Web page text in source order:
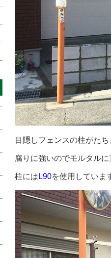
目隠しフェンスの柱がたち
腐りに強いのでモルタルに
柱には L90を使用していま